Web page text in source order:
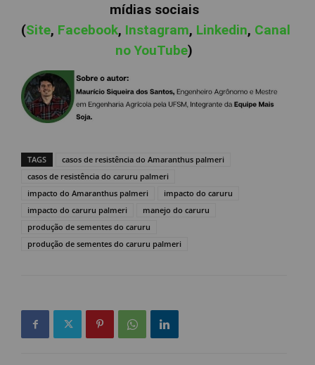
mídias sociais
(Site, Facebook, Instagram, Linkedin, Canal
no YouTube)
TAGS
casos de resistência do Amaranthus palmeri
casos de resistência do caruru palmeri
impacto do Amaranthus palmeri
impacto do caruru
impacto do caruru palmeri
manejo do caruru
produção de sementes do caruru
produção de sementes do caruru palmeri